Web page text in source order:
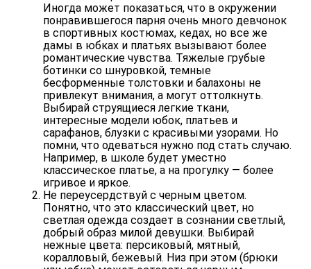
Иногда может показаться, что в окружении
понравившегося парня очень много девчонок
в спортивных костюмах, кедах, но все же
дамы в юбках и платьях вызывают более
романтические чувства. Тяжелые грубые
ботинки со шнуровкой, темные
бесформенные толстовки и балахоны не
привлекут внимания, а могут оттолкнуть.
Выбирай струящиеся легкие ткани,
интересные модели юбок, платьев и
сарафанов, блузки с красивыми узорами. Но
помни, что одеваться нужно под стать случаю.
Например, в школе будет уместно
классическое платье, а на прогулку — более
игривое и яркое.
Не переусердствуй с черным цветом.
Понятно, что это классический цвет, но
светлая одежда создает в сознании светлый,
добрый образ милой девушки. Выбирай
нежные цвета: персиковый, мятный,
коралловый, бежевый. Низ при этом (брюки